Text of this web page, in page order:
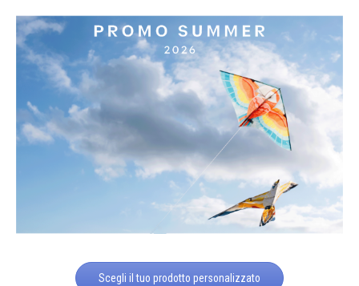
Scegli il tuo prodotto personalizzato